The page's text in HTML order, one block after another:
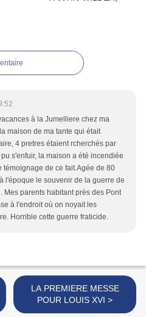
à la Jumelliere chez ma
maison de ma tante qui était
4 pretres étaient rcherchés par
s'enfuir, la maison a été incendiée
témoignage de ce fait.Agée de 80
l'époque le souvenir de la guerre de
Mes parents habitant près des Pont
à l'endroit où on noyait les
Horrible cette guerre fraticide.
LA PREMIERE MESSE
POUR LOUIS XVI >